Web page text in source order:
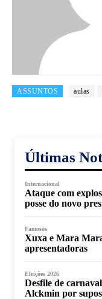
ASSUNTOS aulas
Últimas
Internacional
Ataque com
posse do novo
Famosos
Xuxa e Mara
apresentadoras
Eleições 2026
Desfile de
Alckmin por